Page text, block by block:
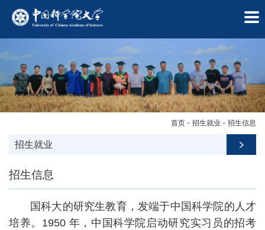
首页 - 招生就业 - 招生信息
招生就业
招生信息
国科大的研究生教育，发端于中国科学院的人才
培养。1950 年，中国科学院启动研究实习员的招考